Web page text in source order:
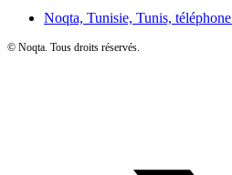
Noqta, Tunisie, Tunis, téléphone
© Noqta. Tous droits réservés.